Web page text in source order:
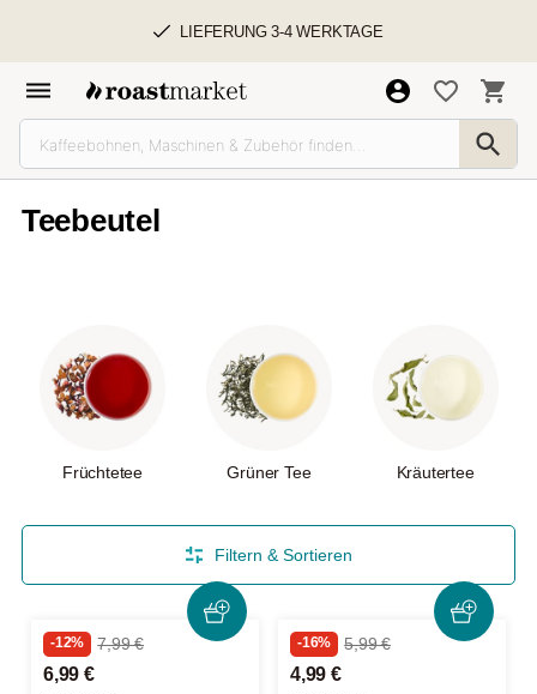
LIEFERUNG 3-4 WERKTAGE
Teebeutel
Früchtetee Grüner Tee Kräutertee
Filtern & Sortieren
-12% 7,99 €
6,99 €
-16% 5,99 €
4,99 €